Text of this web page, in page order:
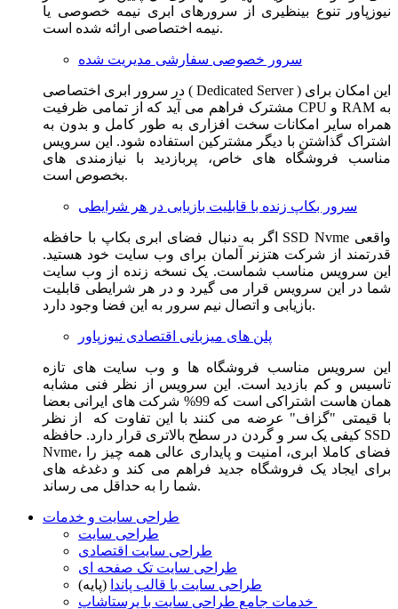
نیوزپاور تنوع بینظیری از سرورهای ابری نیمه خصوصی یا
نیمه اختصاصی ارائه شده است.
سرور خصوصی سفارشی مدیریت شده
در سرور ابری اختصاصی ( Dedicated Server ) این امکان برای
مشترک فراهم می آید که از تمامی ظرفیت CPU و RAM به
همراه سایر امکانات سخت افزاری به طور کامل و بدون به
اشتراک گذاشتن با دیگر مشترکین استفاده شود. این سرویس
مناسب فروشگاه های خاص، پربازدید با نیازمندی های
بخصوص است.
سرور بکاپ زنده با قابلیت بازیابی در هر شرایطی
اگر به دنبال فضای ابری بکاپ با حافظه SSD Nvme واقعی
قدرتمند از شرکت هتزنر آلمان برای وب سایت خود هستید.
این سرویس مناسب شماست. یک نسخه زنده از وب سایت
شما در این سرویس قرار می گیرد و در هر شرایطی قابلیت
بازیابی و اتصال نیم سرور به این فضا وجود دارد.
پلن های میزبانی اقتصادی نیوزپاور
این سرویس مناسب فروشگاه ها و وب سایت های تازه
تاسیس و کم بازدید است. این سرویس از نظر فنی مشابه
همان هاست اشتراکی است که 99% شرکت های ایرانی بعضا
با قیمتی "گزاف" عرضه می کنند با این تفاوت که از نظر
کیفی یک سر و گردن در سطح بالاتری قرار دارد. حافظه SSD
Nvme، فضای کاملا ابری، امنیت و پایداری عالی همه چیز را
برای ایجاد یک فروشگاه جدید فراهم می کند و دغدغه های
شما را به حداقل می رساند.
طراحی سایت و خدمات
طراحی سایت
طراحی سایت اقتصادی
طراحی سایت تک صفحه ای
طراحی سایت با قالب پاندا (پایه)